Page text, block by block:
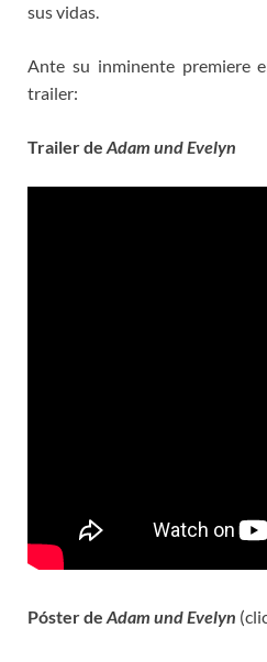
sus vidas.
Ante su inminente premiere
trailer:
Trailer de Adam und Evelyn
Póster de Adam und Evelyn